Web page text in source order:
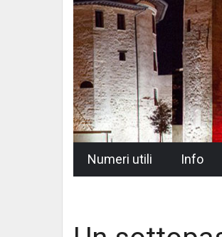
Numeri utili Info